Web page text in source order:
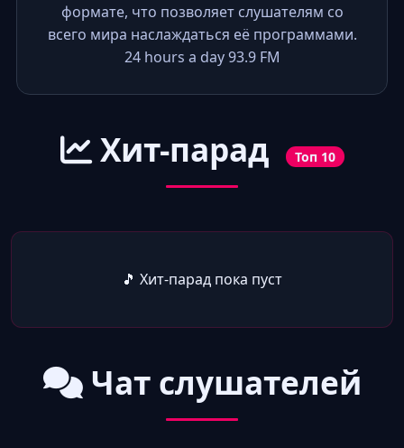
формате, что позволяет слушателям со
всего мира наслаждаться её программами.
24 hours a day 93.9 FM
Хит-парад Топ 10
🎵 Хит-парад пока пуст
Чат слушателей